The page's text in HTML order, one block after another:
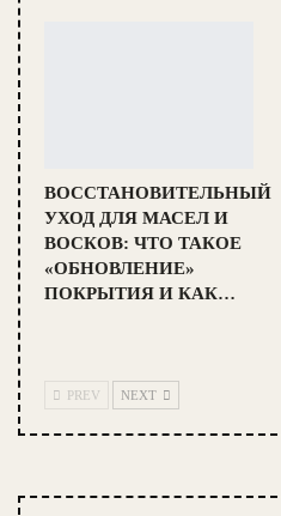
ВОССТАНОВИТЕЛЬНЫЙ
УХОД ДЛЯ МАСЕЛ И
ВОСКОВ: ЧТО ТАКОЕ
«ОБНОВЛЕНИЕ»
ПОКРЫТИЯ И КАК…
PREV NEXT